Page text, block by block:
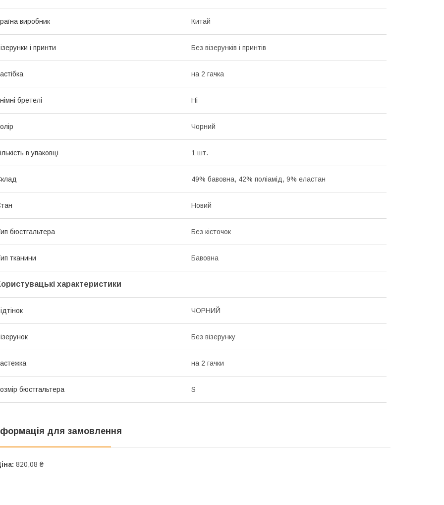
виробник Китай
і принти Без візерунків і принтів
на 2 гачка
бретелі Ні
Чорний
в упаковці 1 шт.
49% бавовна, 42% поліамід, 9% еластан
Новий
бюстгальтера Без кісточок
тканини Бавовна
характеристики
ЧОРНИЙ
Без візерунку
на 2 гачки
бюстгальтера S
для замовлення
820,08 ₴